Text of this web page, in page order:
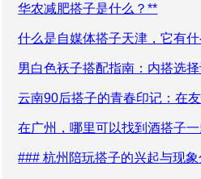
华农减肥搭子是什么？**
什么是自媒体搭子天津，它有
男白色袄子搭配指南：内搭选
云南90后搭子的青春印记：在
在广州，哪里可以找到酒搭子
### 杭州陪玩搭子的兴起与现